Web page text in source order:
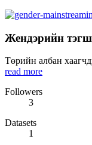
Жендэрийн
Төрийн албан
read more
Followers
3
Datasets
1